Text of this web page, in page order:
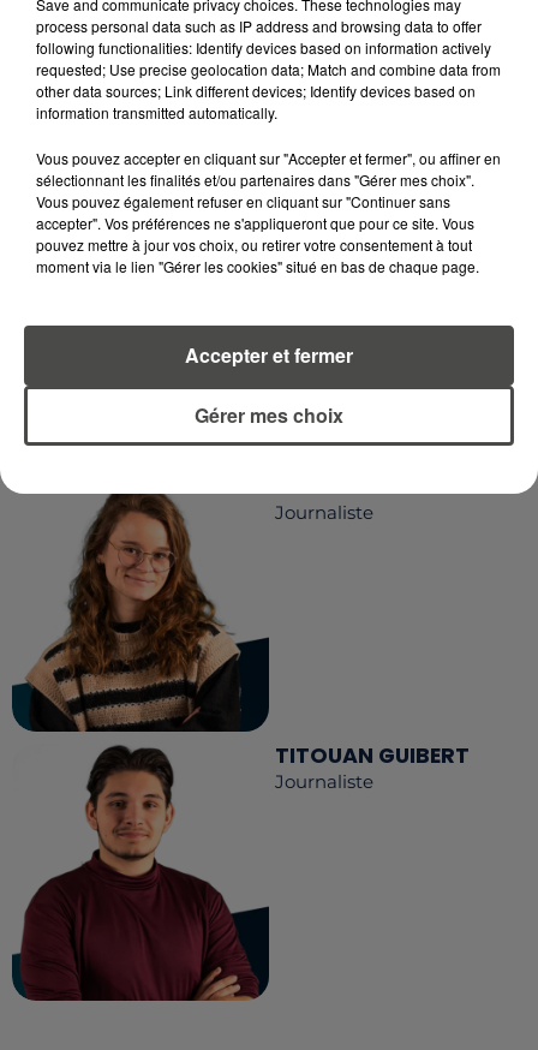
LA RÉDACTION
RCA
DIMITRI COUTAND
Journaliste
Journaliste
TITOUAN GUIBERT
Journaliste
Save and communicate privacy choices. These technologies may
process personal data such as IP address and browsing data to offer
following functionalities: Identify devices based on information actively
requested; Use precise geolocation data; Match and combine data from
other data sources; Link different devices; Identify devices based on
information transmitted automatically.
Vous pouvez accepter en cliquant sur "Accepter et fermer", ou affiner en
sélectionnant les finalités et/ou partenaires dans "Gérer mes choix".
Vous pouvez également refuser en cliquant sur "Continuer sans
accepter". Vos préférences ne s'appliqueront que pour ce site. Vous
pouvez mettre à jour vos choix, ou retirer votre consentement à tout
moment via le lien "Gérer les cookies" situé en bas de chaque page.
Gérer mes choix
Accepter et fermer